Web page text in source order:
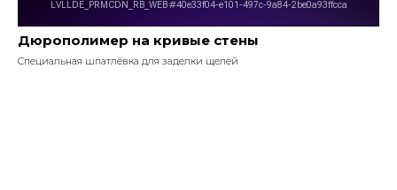
Дюрополимер на кривые стены
Специальная шпатлёвка для заделки щелей